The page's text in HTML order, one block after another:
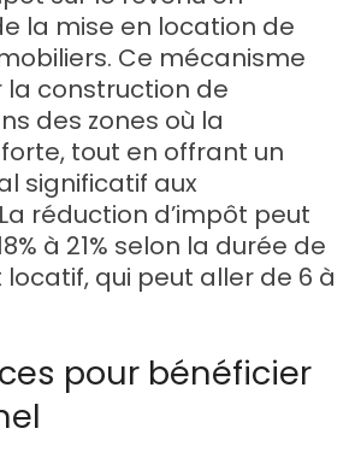
la mise en location de
Ce mécanisme
la construction de
des zones où la
tout en offrant un
significatif aux
réduction d’impôt peut
à 21% selon la durée de
qui peut aller de 6 à
pour bénéficier